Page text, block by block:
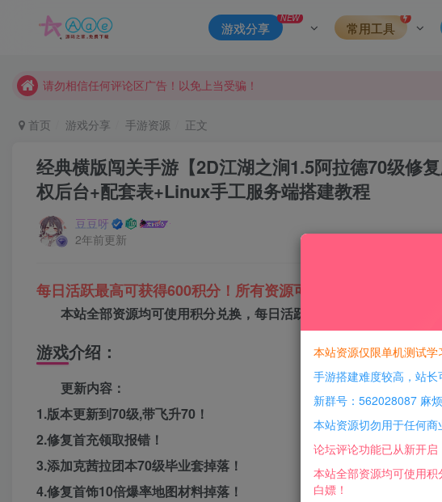
游戏分享
NEW
常用工具
现在赞助会员享受专属折扣，详情点击此条公告。
本网站的文章部分内容可能来源于网络，仅供大家学习与参考，如有侵权，请联
首页 游戏分享 手游资源 正文
经典横版闯关手游【2D江湖之涧1.5阿拉德70级修
权后台+配套表+Linux手工服务端搭建教程
豆豆呀
2年前更新
每日活跃最高可获得600积分！所有资源可以使用积分免费兑换！
本站全部资源均可使用积分兑换，每日活跃最高可获得600积分，
游戏介绍：
更新内容：
1.版本更新到70级,带飞升70！
2.修复首充领取报错！
3.添加克茜拉团本70级毕业套掉落！
4.修复首饰10倍爆率地图材料掉落！
本站资源仅限单机测试
手游搭建难度较高，站长
新群号：562028087 麻
本站资源切勿用于任何商
论坛评论功能已从新开启
本站全部资源均可使用
白嫖！